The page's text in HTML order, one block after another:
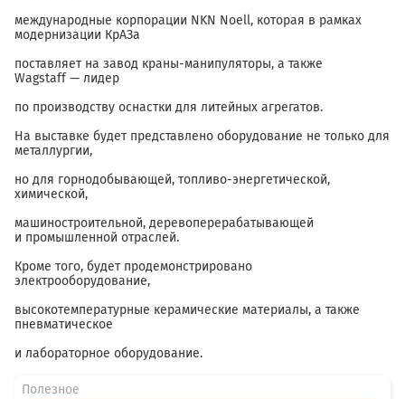
международные корпорации NKN Noell, которая в рамках
модернизации КрАЗа
поставляет на завод краны-манипуляторы, а также
Wagstaff — лидер
по производству оснастки для литейных агрегатов.
На выставке будет представлено оборудование не только для
металлургии,
но для горнодобывающей, топливо-энергетической,
химической,
машиностроительной, деревоперерабатывающей
и промышленной отраслей.
Кроме того, будет продемонстрировано
электрооборудование,
высокотемпературные керамические материалы, а также
пневматическое
и лабораторное оборудование.
Полезное